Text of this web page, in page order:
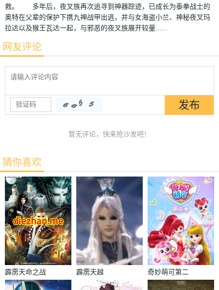
救。 多年后，夜叉族再次追寻到神器踪迹，已成长为泰拳战士的
奥特在父辈的保护下携九神战甲出逃，并与女海盗小兰、神秘夜叉玛
拉达以及猴王瓦达一起，与邪恶的夜叉族展开较量......
网友评论
暂无评论，快来抢沙发吧！
猜你喜欢
霹雳天命之战
祸邪神2破邪
霹雳天越
奇妙萌可第二
季